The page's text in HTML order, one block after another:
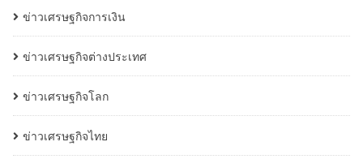
ข่าวเศรษฐกิจการเงิน
ข่าวเศรษฐกิจต่างประเทศ
ข่าวเศรษฐกิจโลก
ข่าวเศรษฐกิจไทย